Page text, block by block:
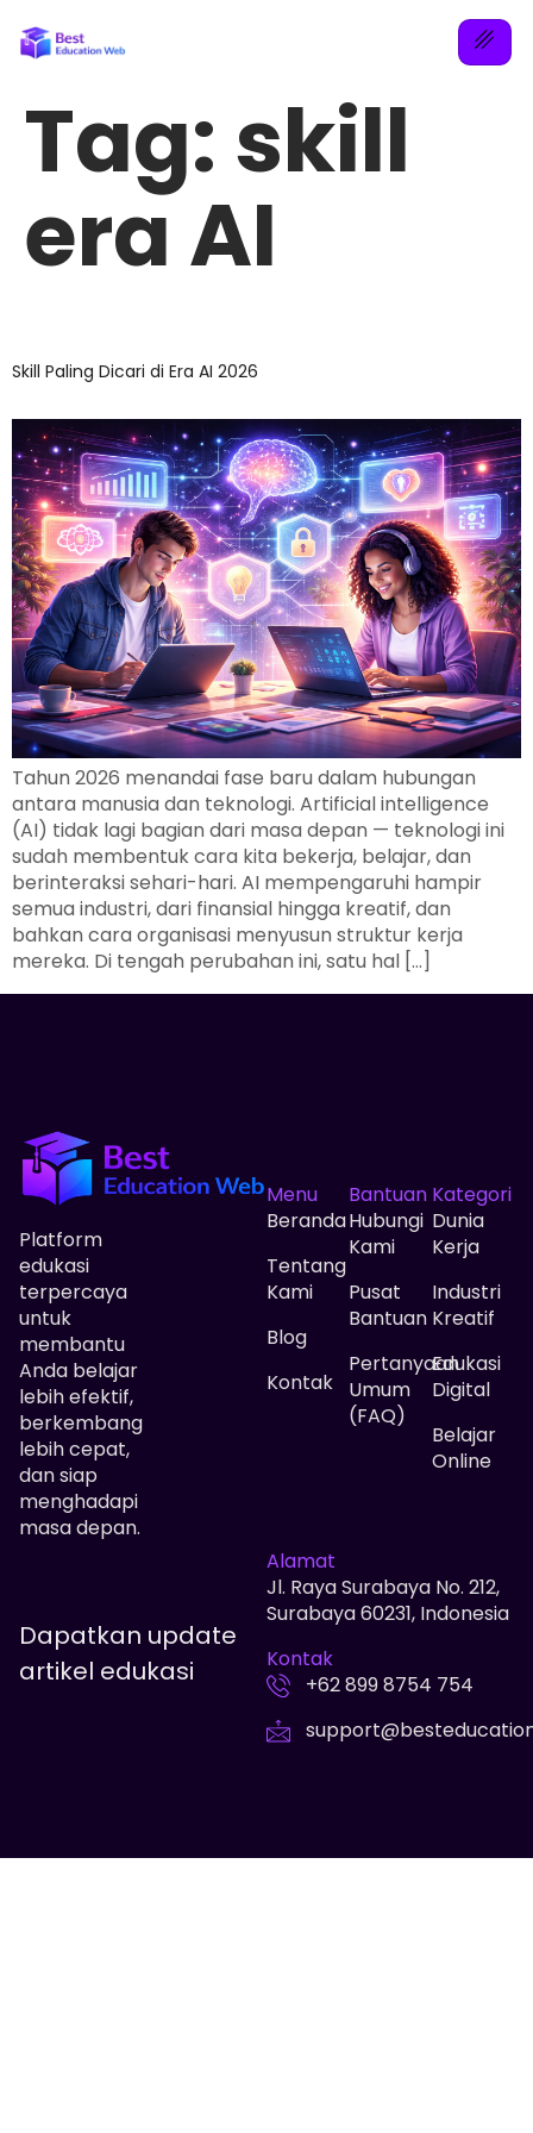
Tag:skill
era AI
Skill Paling Dicari di Era AI 2026
Tahun 2026 menandai fase baru dalam hubungan
antara manusia dan teknologi. Artificial intelligence
(AI) tidak lagi bagian dari masa depan — teknologi ini
sudah membentuk cara kita bekerja, belajar, dan
berinteraksi sehari-hari. AI mempengaruhi hampir
semua industri, dari finansial hingga kreatif, dan
bahkan cara organisasi menyusun struktur kerja
mereka. Di tengah perubahan ini, satu hal […]
Platform
edukasi
terpercaya
untuk
membantu
Anda belajar
lebih efektif,
berkembang
lebih cepat,
dan siap
menghadapi
masa depan.
Dapatkan update
artikel edukasi
Menu
Beranda
Tentang
Kami
Blog
Kontak
Bantuan
Hubungi
Kami
Pusat
Bantuan
Pertanyaan
Umum
(FAQ)
Kategori
Dunia
Kerja
Industri
Kreatif
Edukasi
Digital
Belajar
Online
Alamat
Jl. Raya Surabaya No. 212,
Surabaya 60231, Indonesia
Kontak
+62 899 8754 754